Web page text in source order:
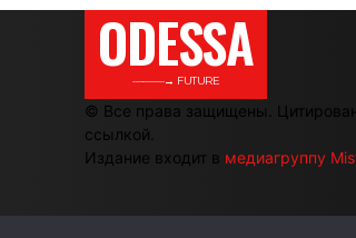
ODESSA
———→ FUTURE
© Все права защищены.
ссылкой.
Издание входит в медиагруппу